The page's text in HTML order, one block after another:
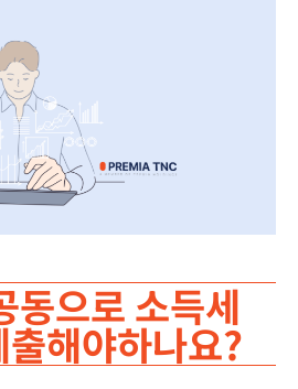
동으로 소득세
해야하나요?